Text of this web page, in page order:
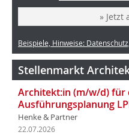
» Jetzt
Beispiele, Hinweise:
Stellenmarkt
Architekt:in (m/w/d)
Ausführungsplanung
Henke & Partner
22.07.2026